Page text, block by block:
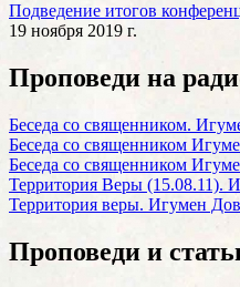
Подведение итогов
19 ноября 2019 г.
Проповеди на
Беседа со священником.
Беседа со священником
Беседа со священником
Территория Веры (15.08.11).
Территория веры. Игумен
Проповеди и